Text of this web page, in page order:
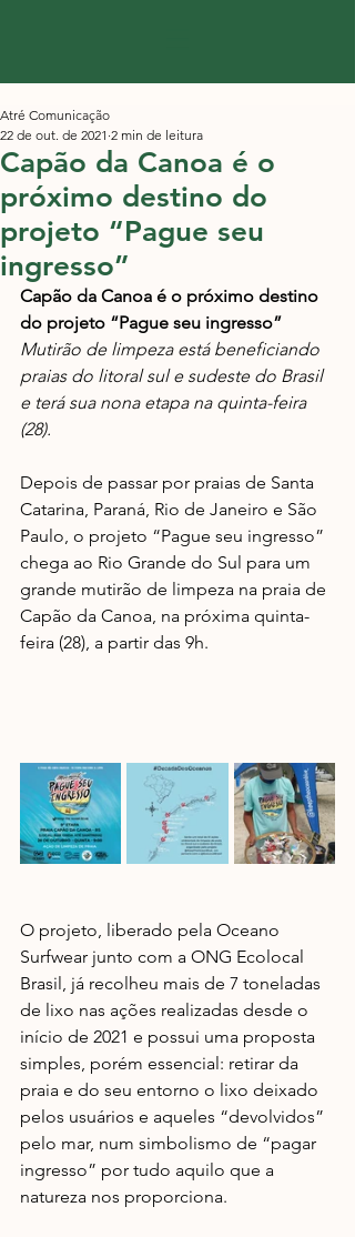
Capão da Canoa é o
próximo destino do
projeto “Pague seu
ingresso”
Atré Comunicação
22 de out. de 2021 2 min de leitura
Capão da Canoa é o próximo destino
do projeto “Pague seu ingresso”
Mutirão de limpeza está beneficiando
praias do litoral sul e sudeste do Brasil
e terá sua nona etapa na quinta-feira
(28).
Depois de passar por praias de Santa
Catarina, Paraná, Rio de Janeiro e São
Paulo, o projeto “Pague seu ingresso”
chega ao Rio Grande do Sul para um
grande mutirão de limpeza na praia de
Capão da Canoa, na próxima quinta-
feira (28), a partir das 9h.
O projeto, liberado pela Oceano
Surfwear junto com a ONG Ecolocal
Brasil, já recolheu mais de 7 toneladas
de lixo nas ações realizadas desde o
início de 2021 e possui uma proposta
simples, porém essencial: retirar da
praia e do seu entorno o lixo deixado
pelos usuários e aqueles “devolvidos”
pelo mar, num simbolismo de “pagar
ingresso” por tudo aquilo que a
natureza nos proporciona.